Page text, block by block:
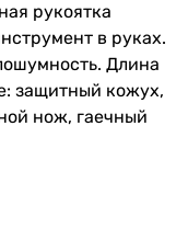
рукоятка
в руках.
Длина
защитный кожух,
нож, гаечный